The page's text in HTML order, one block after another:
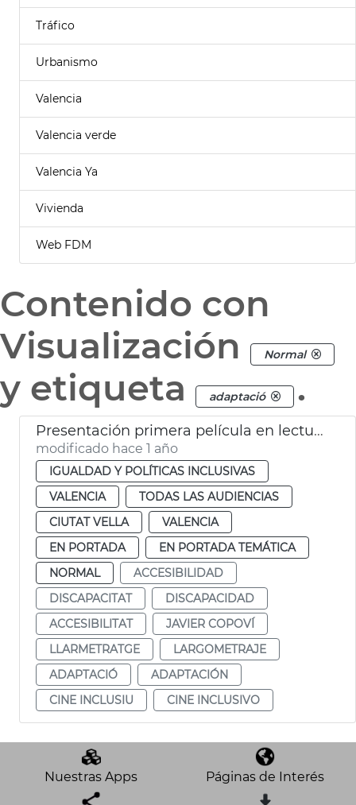
Tráfico
Urbanismo
Valencia
Valencia verde
Valencia Ya
Vivienda
Web FDM
Contenido con
Visualización
Normal
y etiqueta adaptació .
Presentación primera película en lectura fácil en España
modificado hace 1 año
IGUALDAD Y POLÍTICAS INCLUSIVAS
VALENCIA
TODAS LAS AUDIENCIAS
CIUTAT VELLA
VALENCIA
EN PORTADA
EN PORTADA TEMÁTICA
NORMAL
ACCESIBILIDAD
DISCAPACITAT
DISCAPACIDAD
ACCESIBILITAT
JAVIER COPOVÍ
LLARMETRATGE
LARGOMETRAJE
ADAPTACIÓ
ADAPTACIÓN
CINE INCLUSIU
CINE INCLUSIVO
Nuestras Apps Páginas de Interés